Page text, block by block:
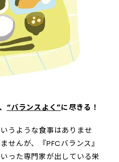
“バランスよく”に尽きる！
うような食事はありませ
せんが、『PFCバランス』
った専門家が出している栄